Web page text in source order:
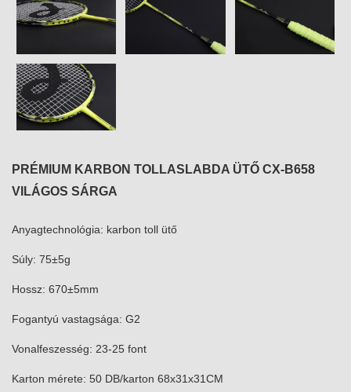
PRÉMIUM KARBON TOLLASLABDA ÜTŐ CX-B658
VILÁGOS SÁRGA
Anyagtechnológia: karbon toll ütő
Súly: 75±5g
Hossz: 670±5mm
Fogantyú vastagsága: G2
Vonalfeszesség: 23-25 ​​font
Karton mérete: 50 DB/karton 68x31x31CM